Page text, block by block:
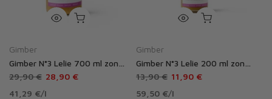
Gimber
29,90 € 28,90 €
41,29 €/l
Gimber
13,90 € 11,90 €
59,50 €/l